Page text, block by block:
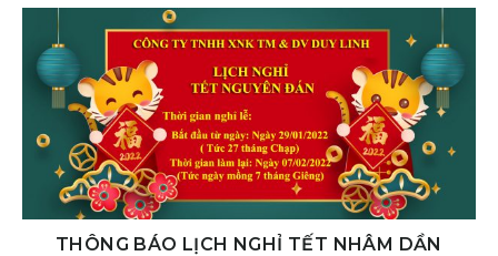
THÔNG BÁO LỊCH NGHỈ TẾT NHÂM DẦN